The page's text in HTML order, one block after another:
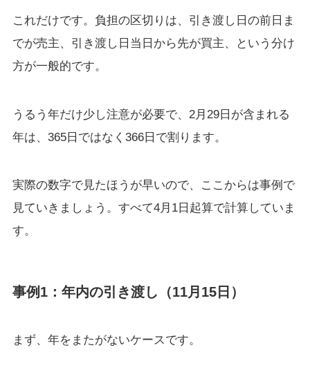
これだけです。負担の区切りは、引き渡し日の前日ま
でが売主、引き渡し日当日から先が買主、という分け
方が一般的です。
うるう年だけ少し注意が必要で、2月29日が含まれる
年は、365日ではなく366日で割ります。
実際の数字で見たほうが早いので、ここからは事例で
見ていきましょう。すべて4月1日起算で計算していま
す。
事例1：年内の引き渡し（11月15日）
まず、年をまたがないケースです。